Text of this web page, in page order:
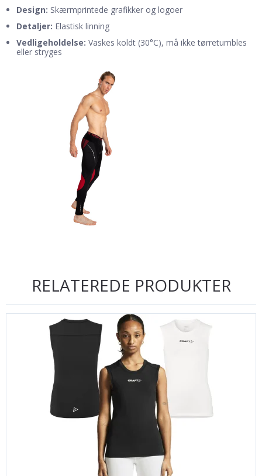
Design: Skærmprintede grafikker og logoer
Detaljer: Elastisk linning
Vedligeholdelse: Vaskes koldt (30°C), må ikke tørretumbles
eller stryges
RELATEREDE PRODUKTER